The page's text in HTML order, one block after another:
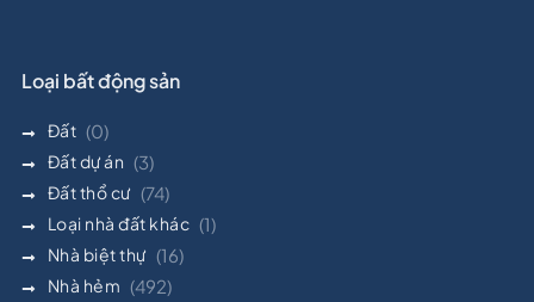
Loại bất động sản
Đất (0)
Đất dự án (3)
Đất thổ cư (74)
Loại nhà đất khác (1)
Nhà biệt thự (16)
Nhà hẻm (492)